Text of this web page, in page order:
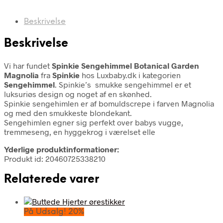
Beskrivelse
Beskrivelse
Vi har fundet Spinkie Sengehimmel Botanical Garden
Magnolia fra Spinkie hos Luxbaby.dk i kategorien
Sengehimmel. Spinkie’s smukke sengehimmel er et
luksuriøs design og noget af en skønhed.
Spinkie sengehimlen er af bomuldscrepe i farven Magnolia
og med den smukkeste blondekant.
Sengehimlen egner sig perfekt over babys vugge,
tremmeseng, en hyggekrog i værelset elle
Yderlige produktinformationer:
Produkt id: 20460725338210
Relaterede varer
På Udsalg! 20%